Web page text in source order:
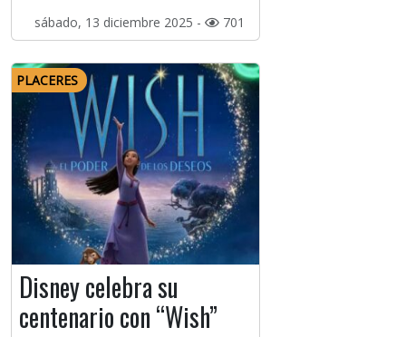
sábado, 13 diciembre 2025 - 701
PLACERES
Disney celebra su
centenario con “Wish”